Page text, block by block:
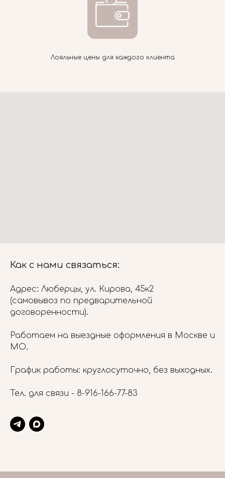
Лояльные цены для каждого клиента
Как с нами связаться:
Адрес: Люберцы, ул. Кирова, 45к2
(самовывоз по предварительной
договоренности).
Работаем на выездные оформления в Москве и
МО.
График работы: круглосуточно, без выходных.
Тел. для связи - 8-916-166-77-83